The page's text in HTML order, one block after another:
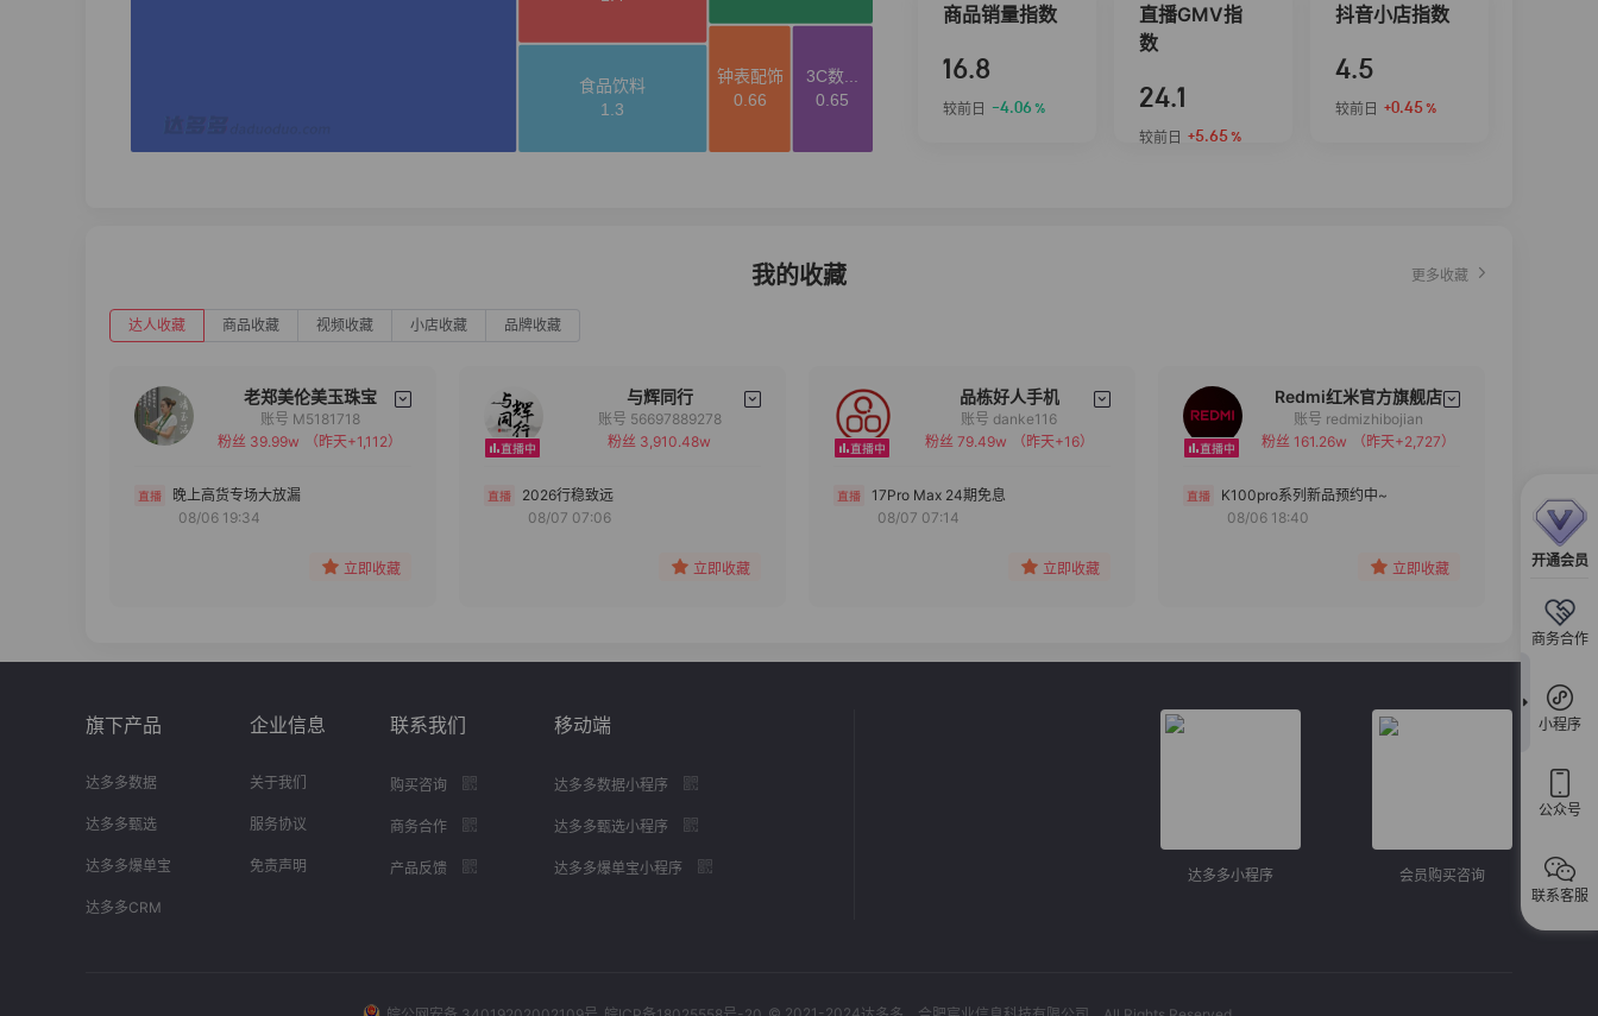
开通会员
商务合作
小程序
公众号
联系客服
商品销量指数
16.8
较前日 -4.06 %
直播GMV指
数
24.1
较前日 +5.65 %
抖音小店指数
4.5
较前日 +0.45 %
我的收藏 更多收藏
达人收藏 商品收藏 视频收藏 小店收藏 品牌收藏
老郑美伦美玉珠宝
备注
分组
账号 M5181718
粉丝 39.99w
（昨天+1,112）
晚上高货专场大放漏
08/06 19:34
立即收藏
与辉同行
备注
账号 56697889278
粉丝 3,910.48w
2026行稳致远
08/07 07:06
立即收藏
品栋好人手机
备注
分组
账号 danke116
粉丝 79.49w
（昨天+16）
17Pro Max 24期免息
08/07 07:14
立即收藏
Redmi红米官方旗舰店
备注
分组
账号 redmizhibojian
粉丝 161.26w
（昨天+2,727）
K100pro系列新品预约中~
08/06 18:40
立即收藏
旗下产品
达多多数据
达多多甄选
达多多爆单宝
达多多CRM
企业信息
关于我们
服务协议
免责声明
联系我们
购买咨询
商务合作
产品反馈
移动端
达多多数据小程序
达多多甄选小程序
达多多爆单宝小程序 达多多小程序 会员购买咨询